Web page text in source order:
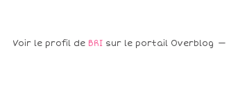
Voir le profil de BRI sur le portail Overblog